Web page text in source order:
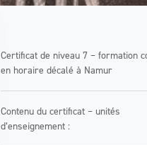
Certificat de niveau 7 – formation
en horaire décalé à Namur
Contenu du certificat – unités
d’enseignement :